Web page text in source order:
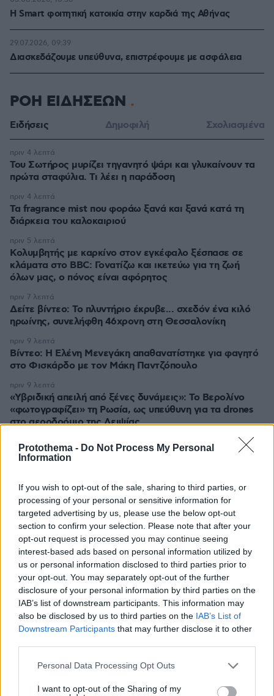
Protothema - Do Not Process My Personal
Information
If you wish to opt-out of the sale, sharing to third parties, or
processing of your personal or sensitive information for
targeted advertising by us, please use the below opt-out
section to confirm your selection. Please note that after your
opt-out request is processed you may continue seeing
interest-based ads based on personal information utilized by
us or personal information disclosed to third parties prior to
your opt-out. You may separately opt-out of the further
disclosure of your personal information by third parties on the
IAB’s list of downstream participants. This information may
also be disclosed by us to third parties on the IAB’s List of
Downstream Participants that may further disclose it to other
Please note that this website/app uses one or more Google
not limited to your visit or usage behaviour. You may click to
Personal Data Processing Opt Outs
I want to opt-out of the Sharing of my
Η Smart φοιτητική κατοικία στην καρδιά της Αθήνας
Διασκεδάζουμε υπεύθυνα, επιστρέφουμε με ασφάλεια
29.07.2026, 09:39
ΡΟΗ ΕΙΔΗΣΕΩΝ
Ειδήσεις Δημοφιλή Σχολιασμένα
Του Σωτήρος μυρίζει τηγανητό ψάρι και γλυκαίνουν τα
πρώτα σταφύλια. Τι λέει η παράδοση
πριν 4 λεπτά
Τα fragrance mist που φοράω ξανά και ξανά κατά τη
διάρκεια του καλοκαιριού
πριν 4 λεπτά
Κολυμβητής με καρκίνο στον εγκέφαλο ξέσπασε σε
κλάματα στο BBC: Γονατίζω και ικετεύω για τη ζωή
όλων μας, ο πόνος είναι αφόρητος
πριν 5 λεπτά
Δείτε βίντεο: Το πλυντήριο έκρυβε... σχεδόν ένα κιλό
ηρωίνης, συνελήφθη 46χρονη στη Θεσσαλονίκη
πριν 7 λεπτά
Βίντεο: Η Ελένη Μενεγάκη απαθανατίστηκε για φαγητό
στο Φισκάρδο με τον Μάκη Παντζόπουλο
πριν 9 λεπτά
«Υβριδική απειλή από ξένες δυνάμεις»: Το Βερολίνο
«φωτογραφίζει» τη Ρωσία, ως υπεύθυνη για τα drones
στο αεροδρόμιο της Λειψίας
πριν 9 λεπτά
Νεκροτομή και τοξικολογικές θα δείξουν αν ο
πριν 14 λεπτά
ΟΠΕΚΕΠΕ: Άνοιξε η πλατφόρμα της ΑΑΔΕ για
ενισχύσεις de minimis ύψους 24,6 εκατ.
πριν 15 λεπτά
Στην ΑΑΔΕ ο Μητσοτάκης για το myAGRO: «Έως 31
Οκτωβρίου οι πληρωμές για αιτήσεις μέχρι 15/9, έως 31
Νοεμβρίου όλες οι υπόλοιπες»
πριν 17 λεπτά
Εκπαιδευτικό σκάνδαλο στη Βρετανία: Καθηγητής του
Κέιμπριτζ, σύμβολο της διαφορετικότητας,
κατηγορείται πως αντέγραψε τη διατριβή του
πριν 26 λεπτά